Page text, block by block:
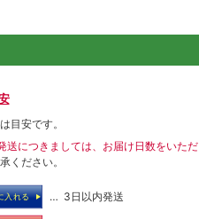
目安です。
送につきましては、お届け日数をいただ
ください。
入れる … 3日以内発送